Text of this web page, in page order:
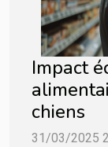
Impact
chiens
31/03/2025